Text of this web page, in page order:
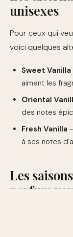
unisexes
Pour ceux qui
voici quelques
Sweet Vanilla
aiment les
Oriental
des notes
Fresh Vanilla
à ses notes
Les
parfum